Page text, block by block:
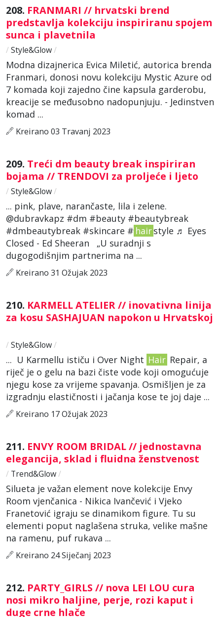
208. FRANMARI // hrvatski brend
predstavlja kolekciju inspiriranu spojem
sunca i plavetnila
/ Style&Glow/
Modna dizajnerica Evica Miletić, autorica brenda
Franmari, donosi novu kolekciju Mystic Azure od
7 komada koji zajedno čine kapsula garderobu,
kreacije se međusobno nadopunjuju. - Jedinstven
komad ...
Kreirano 03 Travanj 2023
209. Treći dm beauty break inspiriran
bojama // TRENDOVI za proljeće i ljeto
/ Style&Glow/
... pink, plave, narančaste, lila i zelene.
@dubravkapz #dm #beauty #beautybreak
#dmbeautybreak #skincare # hairstyle ♬ Eyes
Closed - Ed Sheeran „U suradnji s
dugogodišnjim partnerima na ...
Kreirano 31 Ožujak 2023
210. KARMELL ATELIER // inovativna linija
za kosu SASHAJUAN napokon u Hrvatskoj
/ Style&Glow/
... U Karmellu ističu i Over Night Hair Repair, a
riječ je o gelu na bazi čiste vode koji omogućuje
njegu kose za vrijeme spavanja. Osmišljen je za
izgradnju elastičnosti i jačanja kose te joj daje ...
Kreirano 17 Ožujak 2023
211. ENVY ROOM BRIDAL // jednostavna
elegancija, sklad i fluidna ženstvenost
/ Trend&Glow/
Silueta je važan element nove kolekcije Envy
Room vjenčanica - Nikica Ivančević i Vjeko
Franetović igraju se dinamikom figure. Tu su
elementi poput naglašena struka, velike mašne
na ramenu, puf rukava ...
Kreirano 24 Siječanj 2023
212. PARTY_GIRLS // nova LEI LOU cura
nosi mikro haljine, perje, rozi kaput i
duge crne hlače